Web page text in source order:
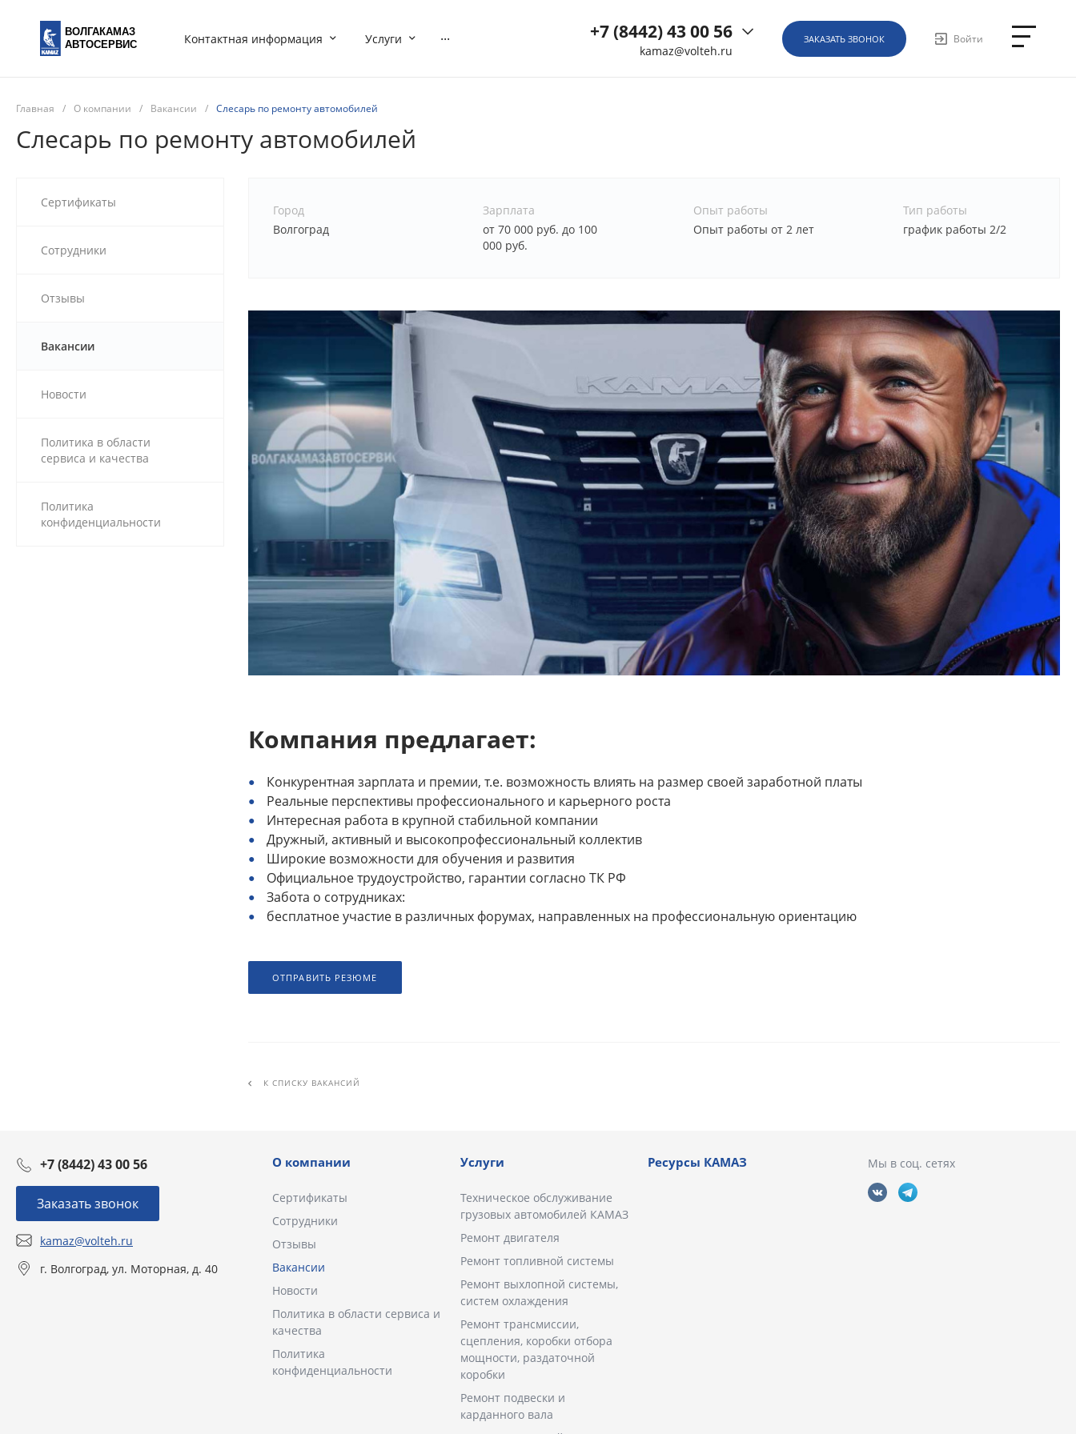
ВОЛГАКАМАЗ
АВТОСЕРВИС
Контактная информация Услуги ... +7 (8442) 43 00 56
Северная, дом 5
kamaz@volteh.ru
ЗАКАЗАТЬ ЗВОНОК Войти
Главная / О компании / Вакансии / Слесарь по ремонту автомобилей
Слесарь по ремонту автомобилей
Сертификаты
Сотрудники
Отзывы
Вакансии
Новости
Политика в области
сервиса и качества
Политика
конфиденциальности
Город
Волгоград
Зарплата
от 70 000 руб. до 100
000 руб.
Опыт работы
Опыт работы от 2 лет
Тип работы
график работы 2/2
Компания предлагает:
Конкурентная зарплата и премии, т.е. возможность влиять на размер своей заработной платы
Реальные перспективы профессионального и карьерного роста
Интересная работа в крупной стабильной компании
Дружный, активный и высокопрофессиональный коллектив
Широкие возможности для обучения и развития
Официальное трудоустройство, гарантии согласно ТК РФ
Забота о сотрудниках:
бесплатное участие в различных форумах, направленных на профессиональную ориентацию
ОТПРАВИТЬ РЕЗЮМЕ
К СПИСКУ ВАКАНСИЙ
+7 (8442) 43 00 56
Заказать звонок
kamaz@volteh.ru
г. Волгоград, ул. Моторная, д. 40
О компании
Сертификаты
Сотрудники
Отзывы
Вакансии
Новости
Политика в области сервиса и
качества
Политика
конфиденциальности
Услуги
Техническое обслуживание
грузовых автомобилей КАМАЗ
Ремонт двигателя
Ремонт топливной системы
Ремонт выхлопной системы,
систем охлаждения
Ремонт трансмиссии,
сцепления, коробки отбора
мощности, раздаточной
коробки
Ремонт подвески и
карданного вала
Ресурсы КАМАЗ Мы в соц. сетях